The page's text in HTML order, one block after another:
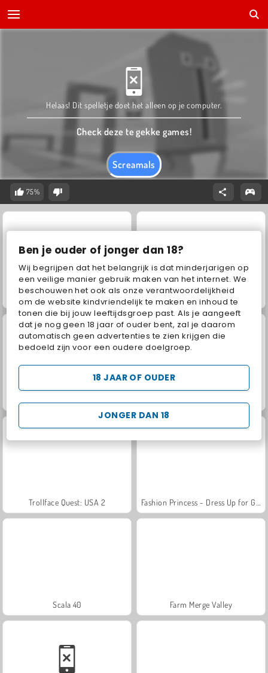
Ben je ouder of jonger dan 18?
Wij begrijpen dat het belangrijk is dat minderjarigen op
een veilige manier gebruik maken van het internet. We
beschouwen het ook als onze verantwoordelijkheid
om de website kindvriendelijk te maken en inhoud te
tonen die bij jouw leeftijdsgroep past. Als je aangeeft
dat je nog geen 18 jaar of ouder bent, zal je daarom
automatisch geen advertenties te zien krijgen die
bedoeld zijn voor een oudere doelgroep.
JONGER DAN 18
18 JAAR OF OUDER
Screamals
Helaas! Dit spelletje doet het alleen op je computer.
Check deze te gekke games!
75%
Juice Merge Masha and the Bear: Meadows
Trollface Quest: USA 2
Scala 40 Farm Merge Valley